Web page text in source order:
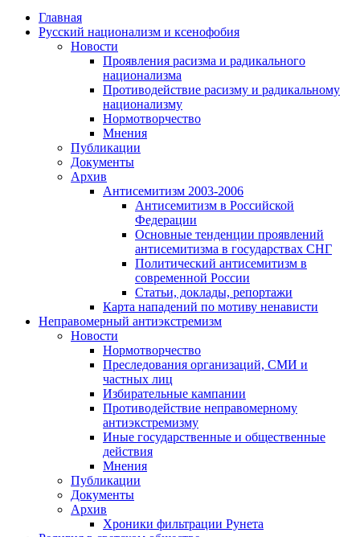
Главная
Русский национализм и ксенофобия
Новости
Проявления расизма и радикального
национализма
Противодействие расизму и радикальному
национализму
Нормотворчество
Мнения
Публикации
Документы
Архив
Антисемитизм 2003-2006
Антисемитизм в Российской
Федерации
Основные тенденции проявлений
антисемитизма в государствах СНГ
Политический антисемитизм в
современной России
Статьи, доклады, репортажи
Карта нападений по мотиву ненависти
Неправомерный антиэкстремизм
Новости
Нормотворчество
Преследования организаций, СМИ и
частных лиц
Избирательные кампании
Противодействие неправомерному
антиэкстремизму
Иные государственные и общественные
действия
Мнения
Публикации
Документы
Архив
Хроники фильтрации Рунета